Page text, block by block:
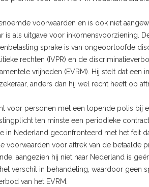
voorwaarden en is ook niet
is als uitgave voor inkomensvoorziening.
sprake is van ongeoorloofde
rechten (IVPR) en de
vrijheden (EVRM). Hij stelt dat een
anders dan hij wel recht heeft op
voor personen met een lopende polis bij
ten minste een periodieke
in Nederland geconfronteerd met het feit
voorwaarden voor aftrek van de betaalde
aangezien hij niet naar Nederland is
verschil in behandeling, waardoor geen
van het EVRM.